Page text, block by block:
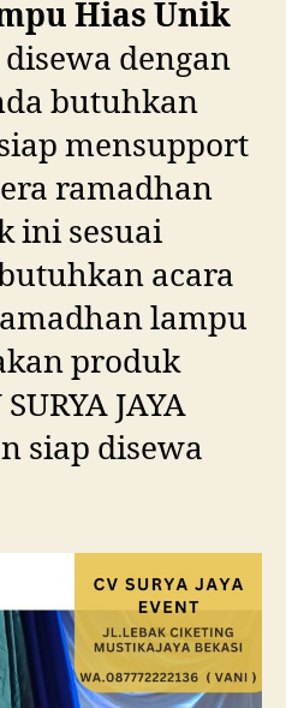
Hias Unik
disewa dengan
butuhkan
mensupport
ramadhan
ini sesuai
acara
lampu
produk
JAYA
siap disewa